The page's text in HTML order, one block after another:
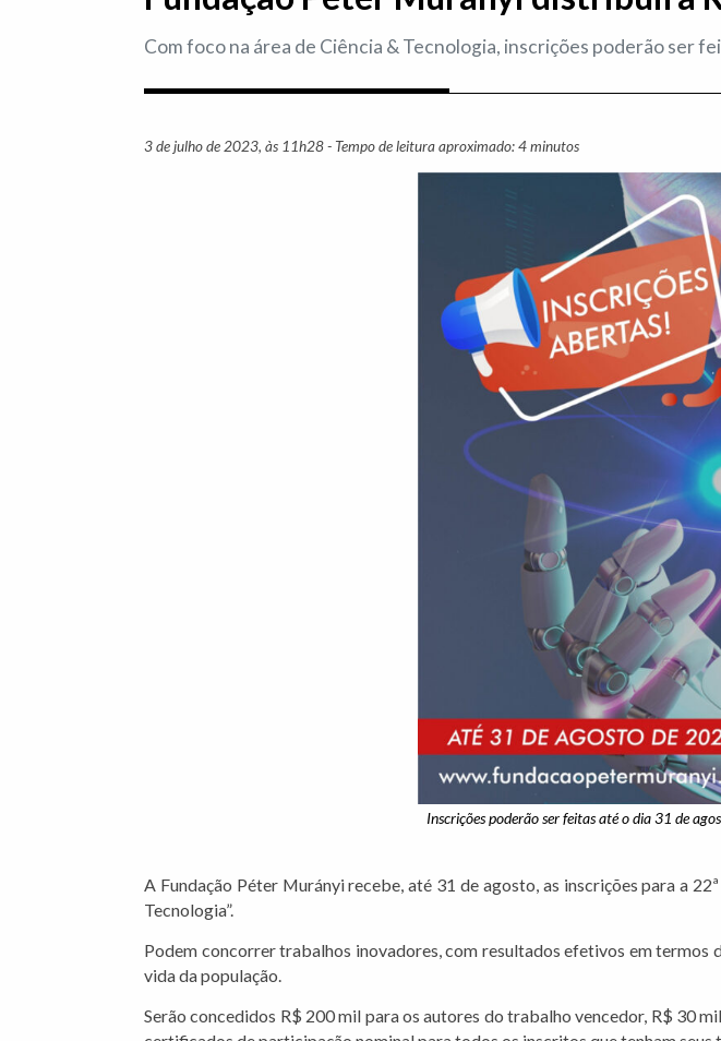
Com foco na área de Ciência & Tecnologia, inscrições poderão ser
3 de julho de 2023, às 11h28 - Tempo de leitura aproximado: 4 minutos
Inscrições poderão ser feitas até o dia 31 de
A Fundação Péter Murányi recebe, até 31 de agosto, as inscrições para a
Tecnologia”.
Podem concorrer trabalhos inovadores, com resultados efetivos em
vida da população.
Serão concedidos R$ 200 mil para os autores do trabalho vencedor, R$ 30